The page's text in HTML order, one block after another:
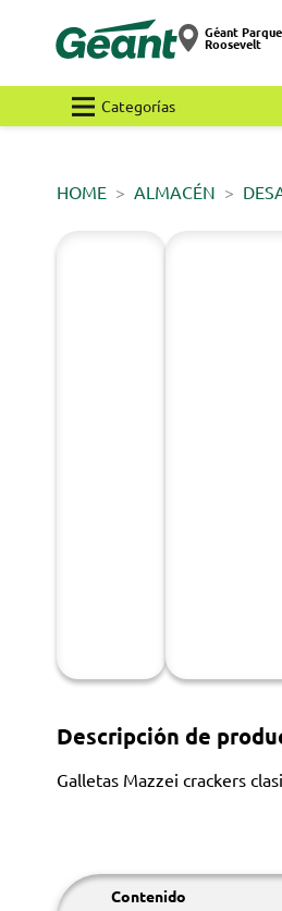
Géant Parque
Roosevelt
Categorías
HOME ALMACÉN
Descripción de
Galletas Mazzei crackers
Contenido